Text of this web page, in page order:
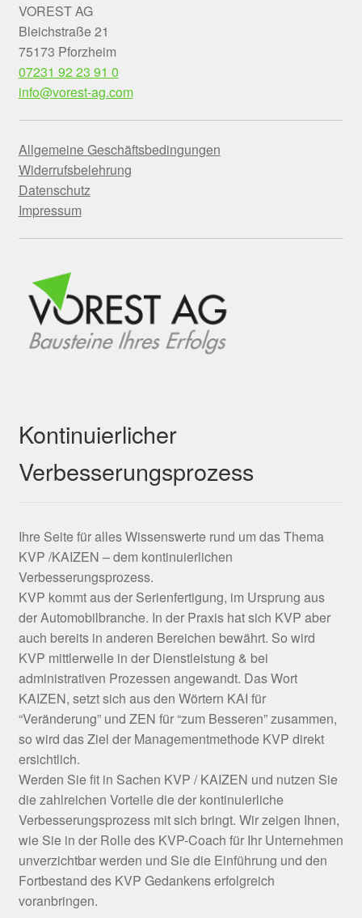
VOREST AG
Bleichstraße 21
75173 Pforzheim
07231 92 23 91 0
info@vorest-ag.com
Allgemeine Geschäftsbedingungen
Widerrufsbelehrung
Datenschutz
Impressum
Kontinuierlicher
Verbesserungsprozess
Ihre Seite für alles Wissenswerte rund um das Thema
KVP /KAIZEN – dem kontinuierlichen
Verbesserungsprozess.
KVP kommt aus der Serienfertigung, im Ursprung aus
der Automobilbranche. In der Praxis hat sich KVP aber
auch bereits in anderen Bereichen bewährt. So wird
KVP mittlerweile in der Dienstleistung & bei
administrativen Prozessen angewandt. Das Wort
KAIZEN, setzt sich aus den Wörtern KAI für
“Veränderung” und ZEN für “zum Besseren” zusammen,
so wird das Ziel der Managementmethode KVP direkt
ersichtlich.
Werden Sie fit in Sachen KVP / KAIZEN und nutzen Sie
die zahlreichen Vorteile die der kontinuierliche
Verbesserungsprozess mit sich bringt. Wir zeigen Ihnen,
wie Sie in der Rolle des KVP-Coach für Ihr Unternehmen
unverzichtbar werden und Sie die Einführung und den
Fortbestand des KVP Gedankens erfolgreich
voranbringen.